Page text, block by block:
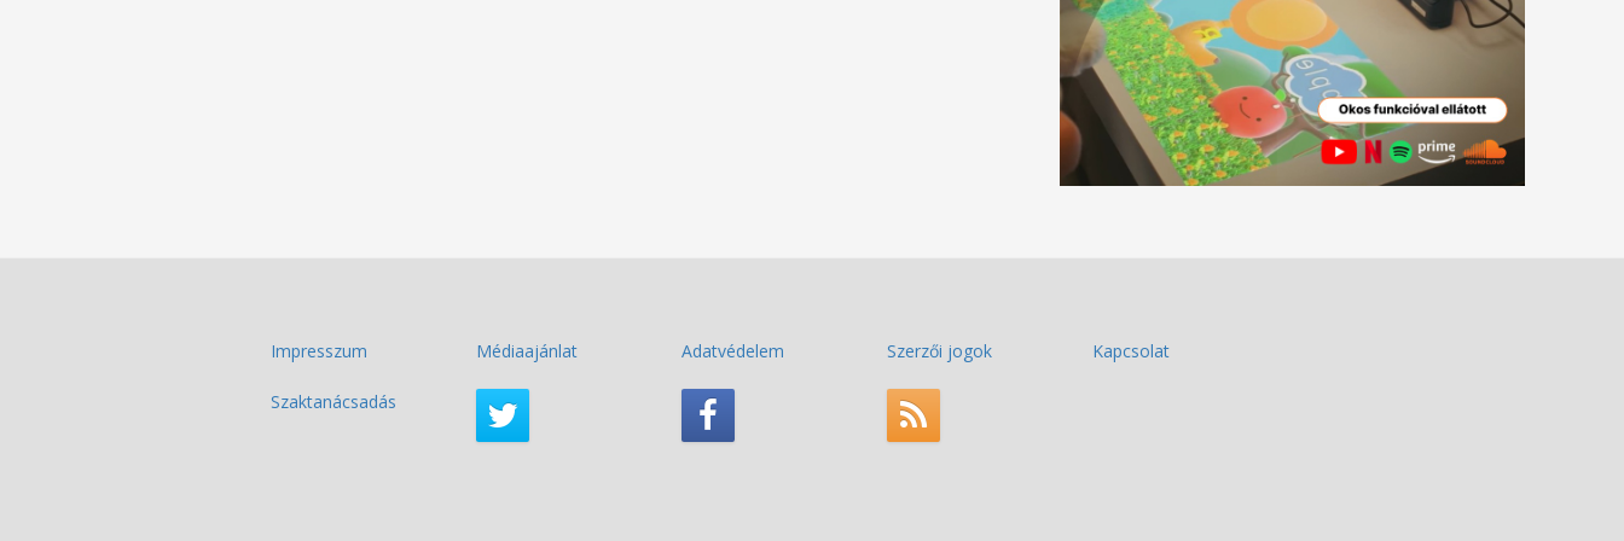
Impresszum Médiaajánlat Adatvédelem Szerzői jogok Kapcsolat
Szaktanácsadás